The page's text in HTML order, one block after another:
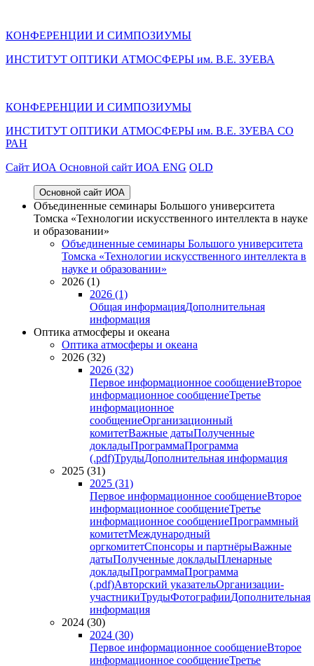
КОНФЕРЕНЦИИ И СИМПОЗИУМЫ
ИНСТИТУТ ОПТИКИ АТМОСФЕРЫ им. В.Е. ЗУЕВА
КОНФЕРЕНЦИИ И СИМПОЗИУМЫ
ИНСТИТУТ ОПТИКИ АТМОСФЕРЫ им. В.Е. ЗУЕВА СО
РАН
Cайт ИОА Основной сайт ИОА ENG OLD
Основной сайт ИОА
Объединенные семинары Большого университета
Томска «Технологии искусственного интеллекта в науке
и образовании»
Объединенные семинары Большого университета
Томска «Технологии искусственного интеллекта в
науке и образовании»
2026 (1)
2026 (1)
Общая информацияДополнительная
информация
Оптика атмосферы и океана
Оптика атмосферы и океана
2026 (32)
2026 (32)
Первое информационное сообщениеВторое
информационное сообщениеТретье
информационное
сообщениеОрганизационный
комитетВажные датыПолученные
докладыПрограммаПрограмма
(.pdf)ТрудыДополнительная информация
2025 (31)
2025 (31)
Первое информационное сообщениеВторое
информационное сообщениеТретье
информационное сообщениеПрограммный
комитетМеждународный
оргкомитетСпонсоры и партнёрыВажные
датыПолученные докладыПленарные
докладыПрограммаПрограмма
(.pdf)Авторский указательОрганизации-
участникиТрудыФотографииДополнительная
информация
2024 (30)
2024 (30)
Первое информационное сообщениеВторое
информационное сообщениеТретье